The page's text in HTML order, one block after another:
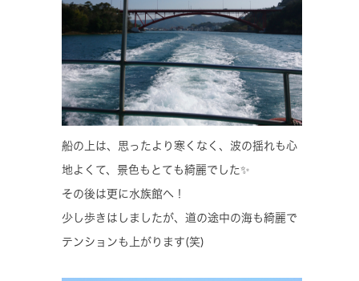
船の上は、思ったより寒くなく、波の揺れも心
地よくて、景色もとても綺麗でした✨
その後は更に水族館へ！
少し歩きはしましたが、道の途中の海も綺麗で
テンションも上がります(笑)